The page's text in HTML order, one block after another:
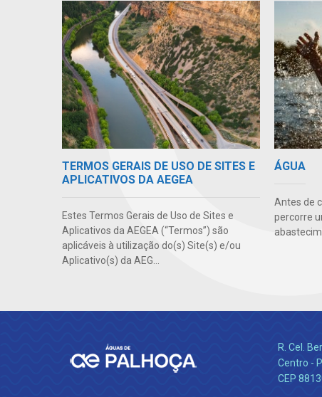
TERMOS GERAIS DE USO DE SITES E
APLICATIVOS DA AEGEA
Estes Termos Gerais de Uso de Sites e
Aplicativos da AEGEA (“Termos”) são
aplicáveis à utilização do(s) Site(s) e/ou
Aplicativo(s) da AEG...
ÁGUA
Antes de
percorre
R. Cel.
Centro -
CEP